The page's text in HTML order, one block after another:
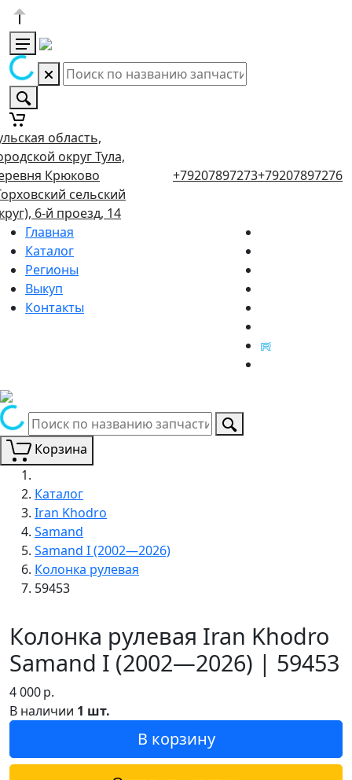
область,
округ Тула,
Крюково
сельский
6-й проезд, 14
+79207897273+79207897276
Главная
Каталог
Регионы
Выкуп
Контакты
Корзина
Каталог
Iran Khodro
Samand
Samand I (2002—2026)
Колонка рулевая
59453
Колонка рулевая Iran Khodro
Samand I (2002—2026) | 59453
4 000р.
В наличии 1 шт.
В корзину